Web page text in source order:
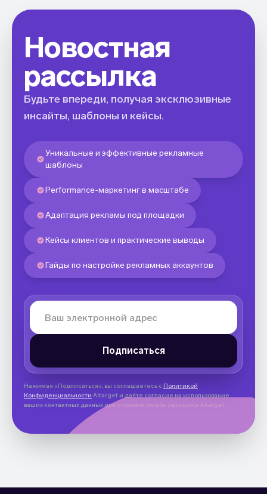
Новостная
рассылка
Будьте впереди, получая эксклюзивные
инсайты, шаблоны и кейсы.
Уникальные и эффективные рекламные
шаблоны
Performance-маркетинг в масштабе
Адаптация рекламы под площадки
Кейсы клиентов и практические выводы
Гайды по настройке рекламных аккаунтов
Нажимая «Подписаться», вы соглашаетесь с Политикой
Конфиденциальности Aitarget и даёте согласие на использование
ваших контактных данных для отправки имейл рассылки Aitarget.